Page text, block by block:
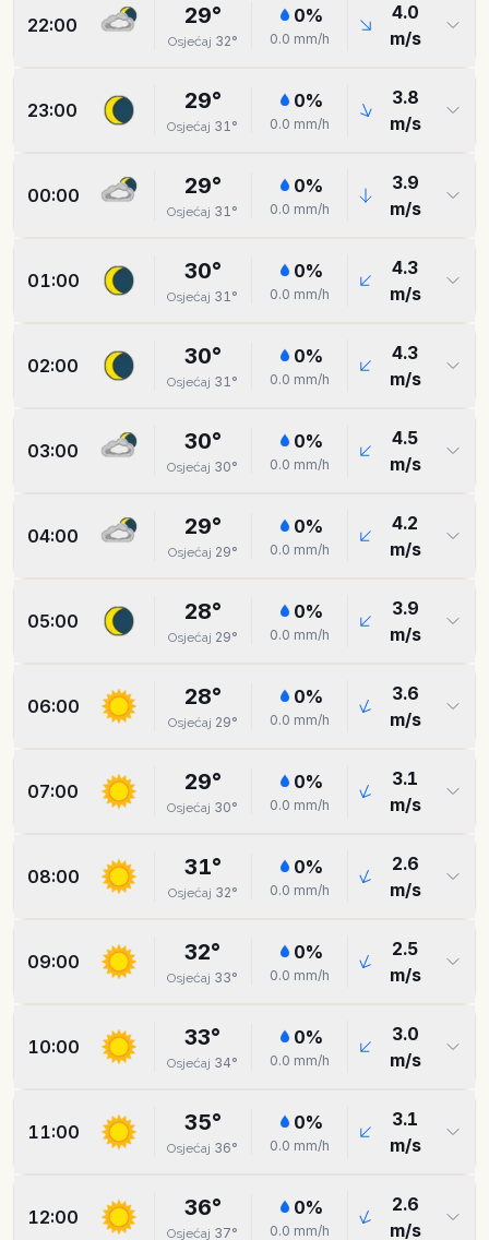
22:00 29°
Osjećaj 32°
0%
0.0 mm/h
4.0
m/s
23:00 29°
Osjećaj 31°
0%
0.0 mm/h
3.8
m/s
00:00 29°
Osjećaj 31°
0%
0.0 mm/h
3.9
m/s
01:00 30°
Osjećaj 31°
0%
0.0 mm/h
4.3
m/s
02:00 30°
Osjećaj 31°
0%
0.0 mm/h
4.3
m/s
03:00 30°
Osjećaj 30°
0%
0.0 mm/h
4.5
m/s
04:00 29°
Osjećaj 29°
0%
0.0 mm/h
4.2
m/s
05:00 28°
Osjećaj 29°
0%
0.0 mm/h
3.9
m/s
06:00 28°
Osjećaj 29°
0%
0.0 mm/h
3.6
m/s
07:00 29°
Osjećaj 30°
0%
0.0 mm/h
3.1
m/s
08:00 31°
Osjećaj 32°
0%
0.0 mm/h
2.6
m/s
09:00 32°
Osjećaj 33°
0%
0.0 mm/h
2.5
m/s
10:00 33°
Osjećaj 34°
0%
0.0 mm/h
3.0
m/s
11:00 35°
Osjećaj 36°
0%
0.0 mm/h
3.1
m/s
12:00 36°
Osjećaj 37°
0%
0.0 mm/h
2.6
m/s